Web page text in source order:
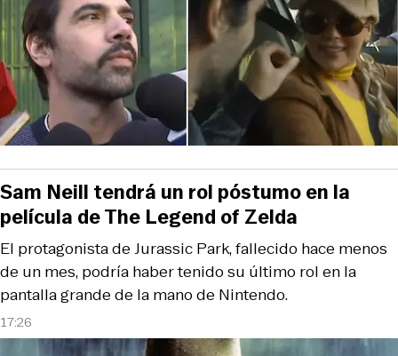
17:26
El protagonista de Jurassic Park, fallecido hace menos
de un mes, podría haber tenido su último rol en la
pantalla grande de la mano de Nintendo.
Sam Neill tendrá un rol póstumo en la
película de The Legend of Zelda